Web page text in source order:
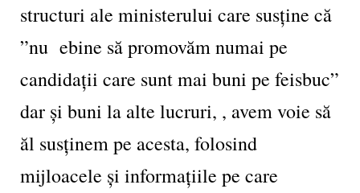
structuri ale ministerului care susține că
”nu ebine să promovăm numai pe
candidații care sunt mai buni pe feisbuc”
dar și buni la alte lucruri, , avem voie să
ăl susținem pe acesta, folosind
mijloacele și informațiile pe care